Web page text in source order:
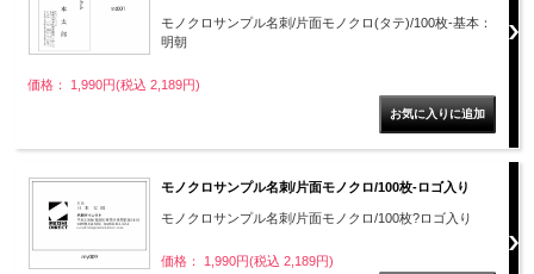
モノクロサンプル名刺/片面モノクロ(タテ)/100枚-基本：
明朝
価格： 1,990円(税込 2,189円)
モノクロサンプル名刺/片面モノクロ/100枚-ロゴ入り
モノクロサンプル名刺/片面モノクロ/100枚?ロゴ入り
価格： 1,990円(税込 2,189円)